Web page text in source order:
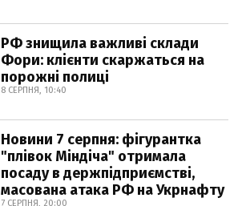
РФ знищила важливі склади
Фори: клієнти скаржаться на
порожні полиці
8 СЕРПНЯ, 10:40
Новини 7 серпня: фігурантка
"плівок Міндіча" отримала
посаду в держпідприємстві,
масована атака РФ на Укрнафту
7 СЕРПНЯ, 20:00